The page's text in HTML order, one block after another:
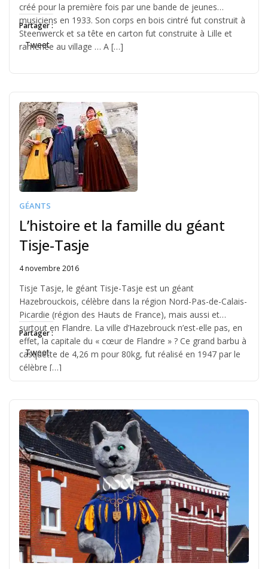
créé pour la première fois par une bande de jeunes
musiciens en 1933. Son corps en bois cintré fut construit à
Steenwerck et sa tête en carton fut construite à Lille et
ramenée au village … A […]
Partager :
Tweet
GÉANTS
L’histoire et la famille du géant
Tisje-Tasje
Written
Jérémie
4 novembre 2016
Tisje Tasje, le géant Tisje-Tasje est un géant
Hazebrouckois, célèbre dans la région Nord-Pas-de-Calais-
Picardie (région des Hauts de France), mais aussi et
surtout en Flandre. La ville d’Hazebrouck n’est-elle pas, en
effet, la capitale du « cœur de Flandre » ? Ce grand barbu à
casquette de 4,26 m pour 80kg, fut réalisé en 1947 par le
célèbre […]
Partager :
Tweet